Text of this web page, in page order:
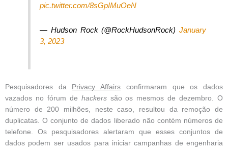
pic.twitter.com/8sGpIMuOeN
— Hudson Rock (@RockHudsonRock) January
3, 2023
Pesquisadores da Privacy Affairs confirmaram que os dados
vazados no fórum de hackerssão os mesmos de dezembro. O
número de 200 milhões, neste caso, resultou da remoção de
duplicatas. O conjunto de dados liberado não contém números de
telefone. Os pesquisadores alertaram que esses conjuntos de
dados podem ser usados para iniciar campanhas de engenharia